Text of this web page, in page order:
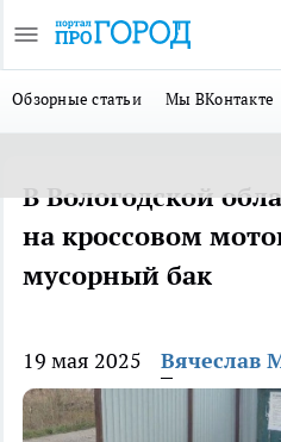
Обзорные статьи Мы ВКонтакте
В Вологодской
на кроссовом
мусорный бак
19 мая 2025 Вячеслав